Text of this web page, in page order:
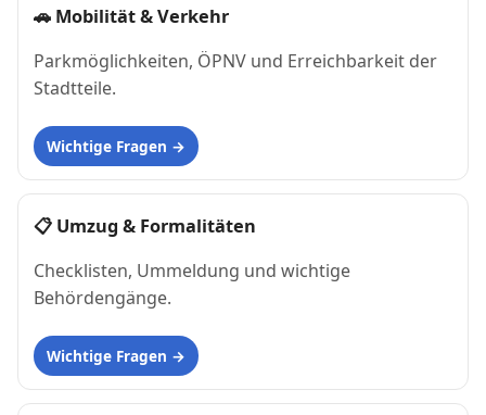
🚗 Mobilität & Verkehr
Parkmöglichkeiten, ÖPNV und Erreichbarkeit der
Stadtteile.
Wichtige Fragen
📋 Umzug & Formalitäten
Checklisten, Ummeldung und wichtige
Behördengänge.
Wichtige Fragen